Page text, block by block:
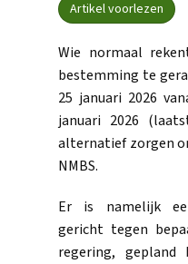
Artikel voorlezen
Wie normaal
bestemming te
25 januari 2026
januari 2026
alternatief zorgen
NMBS.
Er is namelijk
gericht tegen
regering, gepland